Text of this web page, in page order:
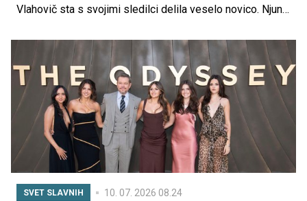
Vlahovič sta s svojimi sledilci delila veselo novico. Njuna
2024, pričakujeta drugega otroka.
SVET SLAVNIH 10. 07. 2026 08.24